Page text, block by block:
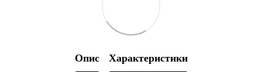
Опис Характеристики